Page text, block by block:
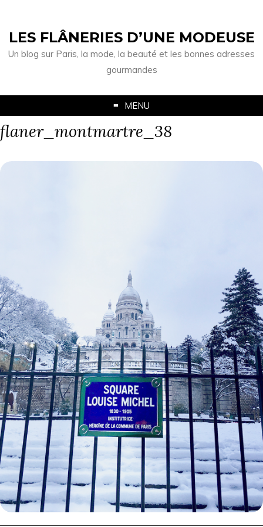
LES FLÂNERIES D’UNE MODEUSE
Un blog sur Paris, la mode, la beauté et les bonnes adresses
gourmandes
MENU
flaner_montmartre_38